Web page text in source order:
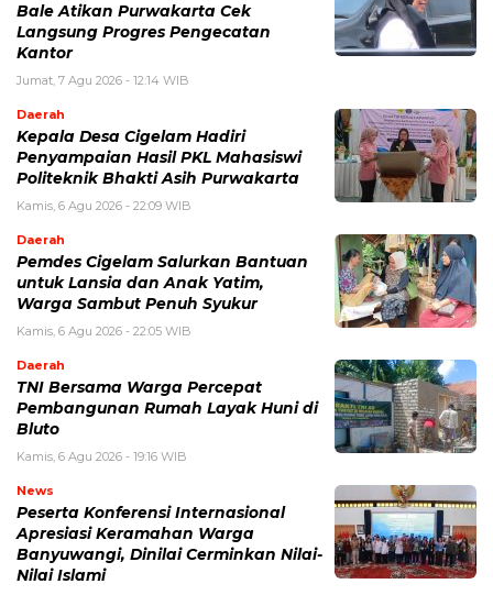
Bale Atikan Purwakarta Cek
Langsung Progres Pengecatan
Kantor
Jumat, 7 Agu 2026 - 12:14 WIB
Daerah
Kepala Desa Cigelam Hadiri
Penyampaian Hasil PKL Mahasiswi
Politeknik Bhakti Asih Purwakarta
Kamis, 6 Agu 2026 - 22:09 WIB
Daerah
Pemdes Cigelam Salurkan Bantuan
untuk Lansia dan Anak Yatim,
Warga Sambut Penuh Syukur
Kamis, 6 Agu 2026 - 22:05 WIB
Daerah
TNI Bersama Warga Percepat
Pembangunan Rumah Layak Huni di
Bluto
Kamis, 6 Agu 2026 - 19:16 WIB
News
Peserta Konferensi Internasional
Apresiasi Keramahan Warga
Banyuwangi, Dinilai Cerminkan Nilai-
Nilai Islami